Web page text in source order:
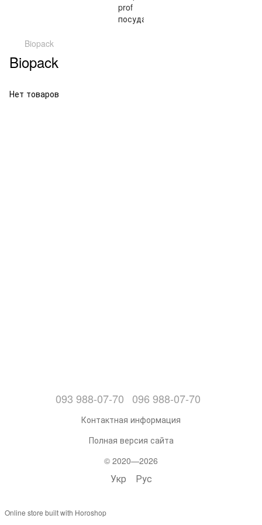
Biopack
Biopack
Нет товаров
093 988-07-70 096 988-07-70
Контактная информация
Полная версия сайта
© 2020—2026
Укр Рус
Online store built with Horoshop